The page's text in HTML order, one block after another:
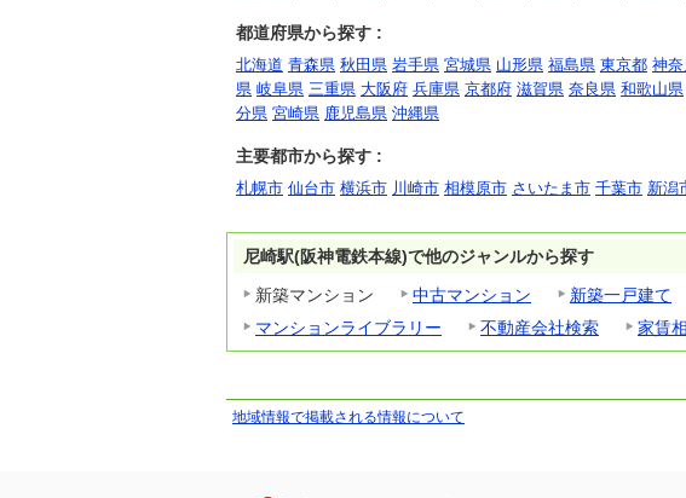
都道府県から探す :
北海道 青森県 秋田県 岩手県 宮城県 山形県 福島県 東京都 神
県 岐阜県 三重県 大阪府 兵庫県 京都府 滋賀県 奈良県 和歌山県
分県 宮崎県 鹿児島県 沖縄県
主要都市から探す :
札幌市 仙台市 横浜市 川崎市 相模原市 さいたま市 千葉市 新潟
尼崎駅(阪神電鉄本線)で他のジャンルから探す
新築マンション
中古マンション 新築一戸建て
マンションライブラリー
不動産会社検索 家賃
地域情報で掲載される情報について